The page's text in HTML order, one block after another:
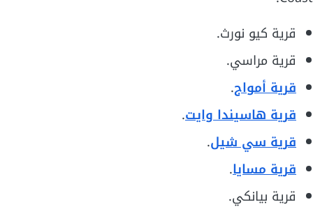
قرية كيو نورث.
قرية مراسي.
قرية أمواج.
قرية هاسيندا وايت.
قرية سي شيل.
قرية مسايا.
قرية بيانكي.